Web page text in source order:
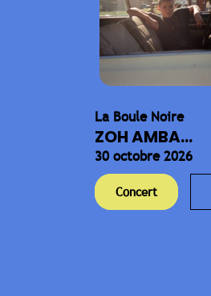
La Boule Noire
ZOH AMBA...
30 octobre 2026
Concert